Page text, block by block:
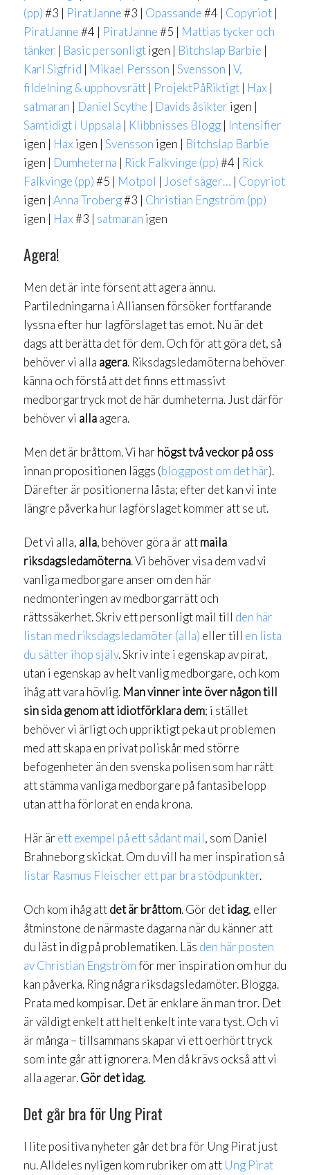
(pp)#3 | PiratJanne#3 | Opassande#4 | Copyriot |
PiratJanne#4 | PiratJanne#5 | Mattias tycker och
tänker | Basic personligtigen | Bitchslap Barbie |
Karl Sigfrid | Mikael Persson | Svensson | V,
fildelning & upphovsrätt | ProjektPåRiktigt | Hax |
satmaran | Daniel Scythe | Davids åsikter igen |
Samtidigt i Uppsala | Klibbnisses Blogg | Intensifier
igen | Hax igen | Svensson igen | Bitchslap Barbie
igen | Dumheterna | Rick Falkvinge (pp)#4 | Rick
Falkvinge (pp)#5 | Motpol | Josef säger… | Copyriot
igen | Anna Troberg#3 | Christian Engström (pp)
igen | Hax#3 | satmaran igen
Agera!
Men det är inte försent att agera ännu.
Partiledningarna i Alliansen försöker fortfarande
lyssna efter hur lagförslaget tas emot. Nu är det
dags att berätta det för dem. Och för att göra det, så
behöver vi alla agera. Riksdagsledamöterna behöver
känna och förstå att det finns ett massivt
medborgartryck mot de här dumheterna. Just därför
behöver vi allaagera.
Men det är bråttom. Vi har högst två veckor på oss
innan propositionen läggs (bloggpost om det här).
Därefter är positionerna låsta; efter det kan vi inte
längre påverka hur lagförslaget kommer att se ut.
Det vi alla, alla, behöver göra är attmaila
riksdagsledamöterna. Vi behöver visa dem vad vi
vanliga medborgare anser om den här
nedmonteringen av medborgarrätt och
rättssäkerhet. Skriv ett personligt mail till den här
listan med riksdagsledamöter (alla) eller till en lista
du sätter ihop själv. Skriv inte i egenskap av pirat,
utan i egenskap av helt vanlig medborgare, och kom
ihåg att vara hövlig. Man vinner inte över någon till
sin sida genom att idiotförklara dem; i stället
behöver vi ärligt och uppriktigt peka ut problemen
med att skapa en privat poliskår med större
befogenheter än den svenska polisen som har rätt
att stämma vanliga medborgare på fantasibelopp
utan att ha förlorat en enda krona.
Här är ett exempel på ett sådant mail, som Daniel
Brahneborg skickat. Om du vill ha mer inspiration så
listar Rasmus Fleischer ett par bra stödpunkter.
Och kom ihåg attdet är bråttom. Gör detidag, eller
åtminstone de närmaste dagarna när du känner att
du läst in dig på problematiken. Läs den här posten
av Christian Engströmför mer inspiration om hur du
kan påverka. Ring några riksdagsledamöter. Blogga.
Prata med kompisar. Det är enklare än man tror. Det
är väldigt enkelt att helt enkelt inte vara tyst. Och vi
är många – tillsammans skapar vi ett oerhört tryck
som inte går att ignorera. Men då krävs också att vi
alla agerar.Gör det idag.
Det går bra för Ung Pirat
I lite positiva nyheter går det bra för Ung Pirat just
nu. Alldeles nyligen kom rubriker om att Ung Pirat